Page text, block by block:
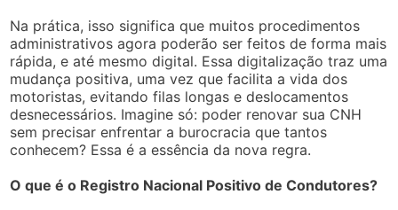
Na prática, isso significa que muitos procedimentos
administrativos agora poderão ser feitos de forma mais
rápida, e até mesmo digital. Essa digitalização traz uma
mudança positiva, uma vez que facilita a vida dos
motoristas, evitando filas longas e deslocamentos
desnecessários. Imagine só: poder renovar sua CNH
sem precisar enfrentar a burocracia que tantos
conhecem? Essa é a essência da nova regra.
O que é o Registro Nacional Positivo de Condutores?